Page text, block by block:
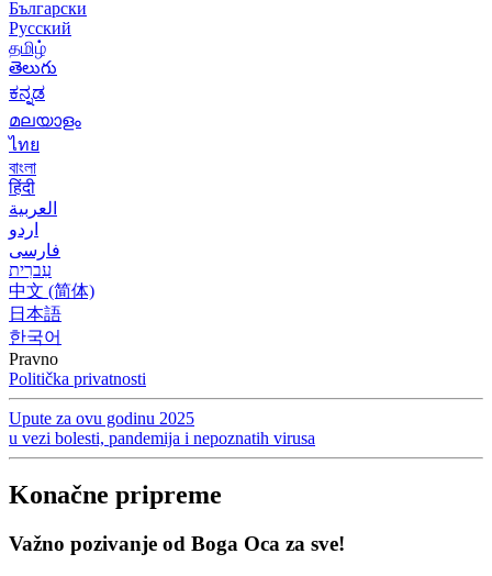
Български
Русский
தமிழ்
తెలుగు
ಕನ್ನಡ
മലയാളം
ไทย
বাংলা
हिंदी
العربية
اردو
فارسی
עִברִית
中文 (简体)
日本語
한국어
Pravno
Politička privatnosti
Upute za ovu godinu 2025
u vezi bolesti, pandemija i nepoznatih virusa
Konačne pripreme
Važno pozivanje od Boga Oca za sve!